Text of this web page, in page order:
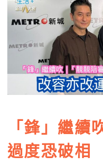
「鋒」繼續
過度恐破相